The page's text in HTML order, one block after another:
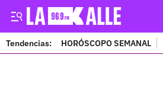
Tendencias: HORÓSCOPO SEMANAL